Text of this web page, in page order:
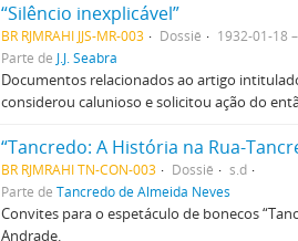
“Silêncio inexplicável”
BR RJMRAHI JJS-MR-003 Dossiê
1932-01-18
Parte de J.J. Seabra
Documentos relacionados ao artigo
considerou calunioso e solicitou ação do
“Tancredo: A História na Rua-
BR RJMRAHI TN-CON-003 Dossiê
s.d
Parte de Tancredo de Almeida Neves
Convites para o espetáculo de bonecos
Andrade.